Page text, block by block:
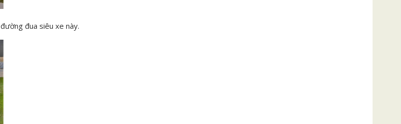
đua siêu xe này.